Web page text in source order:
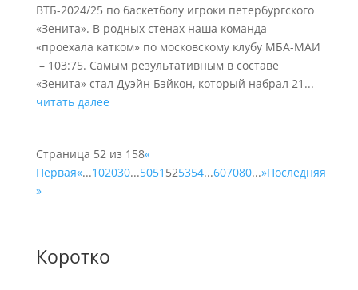
ВТБ-2024/25 по баскетболу игроки петербургского
«Зенита». В родных стенах наша команда
«проехала катком» по московскому клубу МБА-МАИ
– 103:75. Самым результативным в составе
«Зенита» стал Дуэйн Бэйкон, который набрал 21...
читать далее
Страница 52 из 158«
Первая«...102030...5051 525354...607080...»Последняя
»
Коротко